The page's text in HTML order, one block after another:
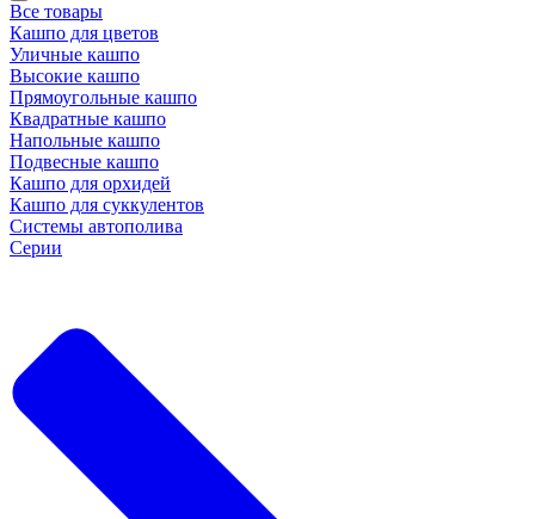
Все товары
Кашпо для цветов
Уличные кашпо
Высокие кашпо
Прямоугольные кашпо
Квадратные кашпо
Напольные кашпо
Подвесные кашпо
Кашпо для орхидей
Кашпо для суккулентов
Системы автополива
Серии